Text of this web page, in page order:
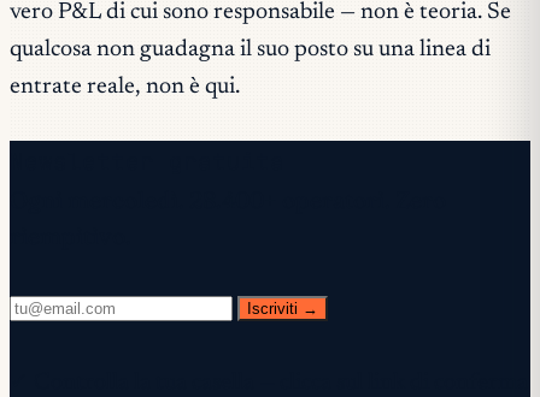
vero P&L di cui sono responsabile — non è teoria. Se
qualcosa non guadagna il suo posto su una linea di
entrate reale, non è qui.
Iscriviti →